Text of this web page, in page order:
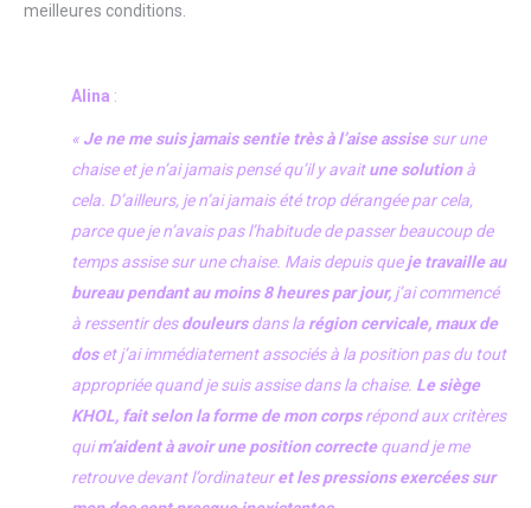
meilleures conditions.
Alina :
« Je ne me suis jamais sentie très à l’aise assisesur une
chaise et je n’ai jamais pensé qu’il y avaitune solutionà
cela. D’ailleurs, je n’ai jamais été trop dérangée par cela,
parce que je n’avais pas l’habitude de passer beaucoup de
temps assise sur une chaise. Mais depuis queje travaille au
bureau pendant au moins 8 heures par jour, j’ai commencé
à ressentir desdouleursdans la région cervicale, maux de
doset j’ai immédiatement associés à la position pas du tout
appropriée quand je suis assise dans la chaise. Le siège
KHOL, fait selon la forme de mon corpsrépond aux critères
quim’aident à avoir une position correctequand je me
retrouve devant l’ordinateuret les pressions exercées sur